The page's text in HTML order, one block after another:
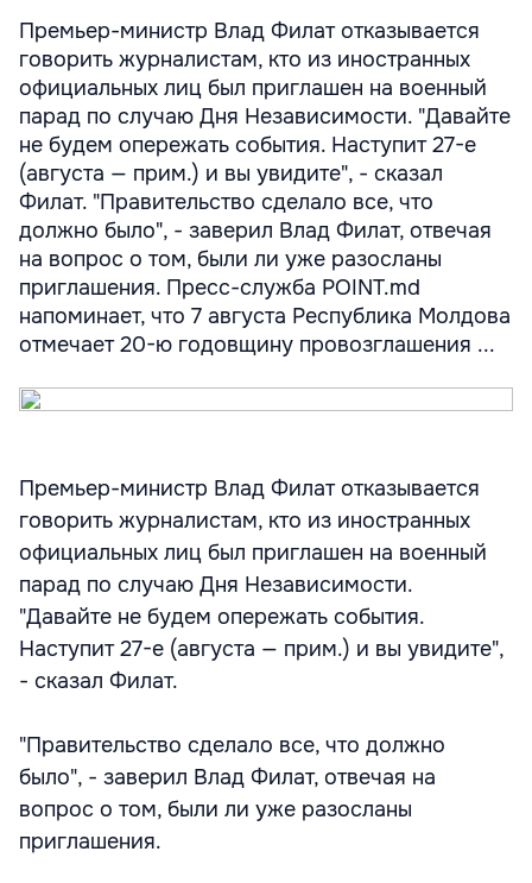
Премьер-министр Влад Филат отказывается
говорить журналистам, кто из иностранных
официальных лиц был приглашен на военный
парад по случаю Дня Независимости. "Давайте
не будем опережать события. Наступит 27-е
(августа — прим.) и вы увидите", - сказал
Филат. "Правительство сделало все, что
должно было", - заверил Влад Филат, отвечая
на вопрос о том, были ли уже разосланы
приглашения. Пресс-служба POINT.md
напоминает, что 7 августа Республика Молдова
отмечает 20-ю годовщину провозглашения ...
Премьер-министр Влад Филат отказывается
говорить журналистам, кто из иностранных
официальных лиц был приглашен на военный
парад по случаю Дня Независимости.
"Давайте не будем опережать события.
Наступит 27-е (августа — прим.) и вы увидите",
- сказал Филат.
"Правительство сделало все, что должно
было", - заверил Влад Филат, отвечая на
вопрос о том, были ли уже разосланы
приглашения.